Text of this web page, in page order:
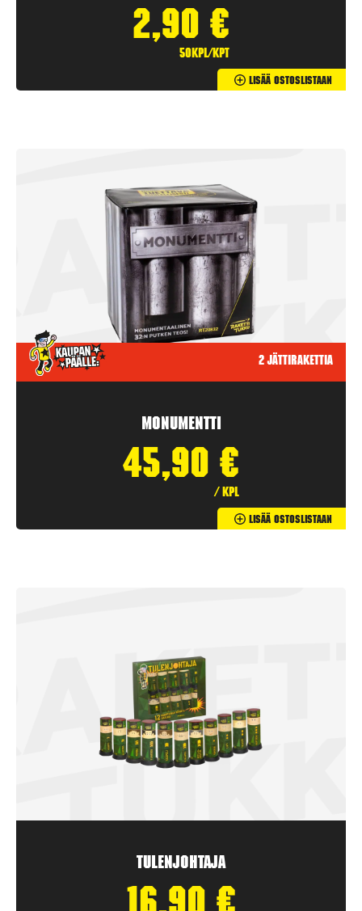
2,90 €
50kpl/kpt
Lisää Ostoslistaan
2 jättirakettia
Monumentti
45,90 €
/ kpl
Lisää Ostoslistaan
Tulenjohtaja